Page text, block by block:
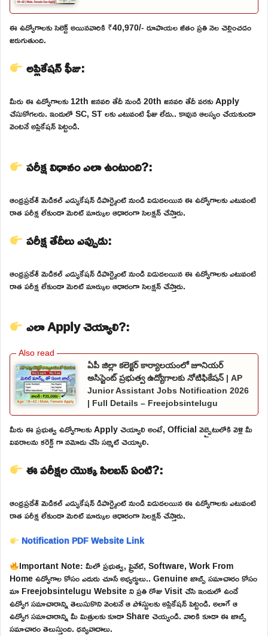
ఈ ఉద్యోగాలకు సెలెక్ట్ అయినవారికి ₹40,970/- రూపాయల జీతం ప్రతి నెల చెల్లించడం
జరుగుతుంది.
అప్లికేషన్ ఫీజు:
మీరు ఈ ఉద్యోగాలకు 12th జనవరి తేదీ నుండి 20th జనవరి తేదీ వరకు Apply
చేసుకోగలరు. ఇందులో SC, ST లకు ఎటువంటి ఫీజు లేదు.. కావున ఆలస్యం చేయకుండా
వెంటనే అప్లికేషన్ పెట్టండి.
పరీక్ష విధానం ఎలా ఉంటుంది?:
ఆంధ్రప్రదేశ్ మెడికల్ ఎడ్యుకేషన్ డిపార్ట్మెంట్ నుండి విడుదలయిన ఈ ఉద్యోగాలకు ఎటువంటి
రాత పరీక్ష లేకుండా మెరిట్ మార్కుల ఆధారంగా సెలక్షన్ చేస్తారు.
పరీక్ష తేదీలు ఎప్పుడు:
ఆంధ్రప్రదేశ్ మెడికల్ ఎడ్యుకేషన్ డిపార్ట్మెంట్ నుండి విడుదలయిన ఈ ఉద్యోగాలకు ఎటువంటి
రాత పరీక్ష లేకుండా మెరిట్ మార్కుల ఆధారంగా సెలక్షన్ చేస్తారు.
ఎలా Apply చెయ్యాలి?:
ఏపీ జిల్లా కలెక్టర్ కార్యాలయంలో జూనియర్
అసిస్టెంట్ ప్రభుత్వ ఉద్యోగాలకు నోటిఫికేషన్ | AP
Junior Assistant Jobs Notification 2026
| Full Details – Freejobsintelugu
మీరు ఈ ప్రభుత్వ ఉద్యోగాలకు Apply చెయ్యాలి అంటే, Official వెబ్సైటులోకి వెళ్లి మీ
వివరాలను కరెక్ట్ గా నమోదు చేసి సబ్మిట్ చెయ్యాలి.
ఈ పరీక్షల యొక్క సిలబస్ ఏంటి?:
ఆంధ్రప్రదేశ్ మెడికల్ ఎడ్యుకేషన్ డిపార్ట్మెంట్ నుండి విడుదలయిన ఈ ఉద్యోగాలకు ఎటువంటి
రాత పరీక్ష లేకుండా మెరిట్ మార్కుల ఆధారంగా సెలక్షన్ చేస్తారు.
Notification PDFWebsite Link
Important Note: మీలో ప్రభుత్వ, ప్రైవేట్, Software, Work From
Home ఉద్యోగాల కోసం ఎదురు చూసే అభ్యర్థులు.. Genuine జాబ్స్ సమాచారం కోసం
మా Freejobsintelugu Website ని ప్రతి రోజు Visit చేసి ఇందులో ఉండే
ఉద్యోగ సమాచారాన్ని తెలుసుకొని వెంటనే ఆ పోస్టులకు అప్లికేషన్ పెట్టండి. అలాగే ఆ
ఉద్యోగ సమాచారాన్ని మీ మిత్రులకు కూడా Share చెయ్యండి. వారికి కూడా ఈ జాబ్స్
సమాచారం తెలుస్తుంది. ధన్యవాదాలు.